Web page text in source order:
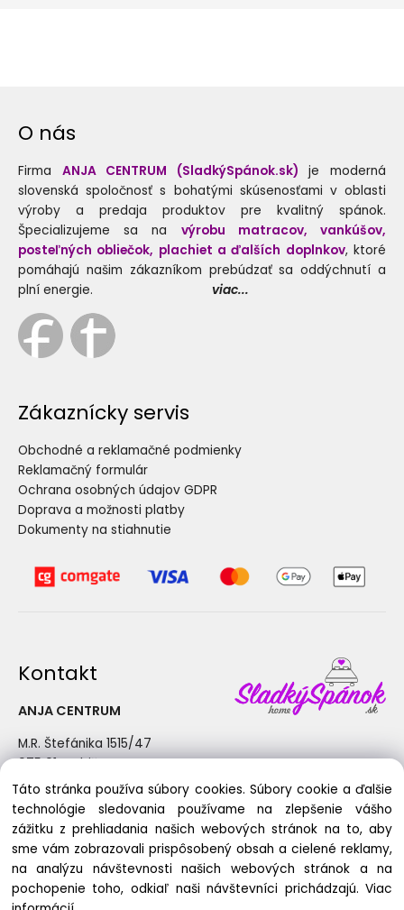
O nás
Firma ANJA CENTRUM (SladkýSpánok.sk) je moderná
slovenská spoločnosť s bohatými skúsenosťami v oblasti
výroby a predaja produktov pre kvalitný spánok.
Špecializujeme sa na výrobu matracov, vankúšov,
posteľných obliečok, plachiet a ďalších doplnkov, ktoré
pomáhajú našim zákazníkom prebúdzať sa oddýchnutí a
plní energie. viac...
Zákaznícky servis
Obchodné a reklamačné podmienky
Reklamačný formulár
Ochrana osobných údajov GDPR
Doprava a možnosti platby
Dokumenty na stiahnutie
Kontakt
ANJA CENTRUM
M.R. Štefánika 1515/47
075 01 Trebišov
+421 915 190 362
info@sladkyspanok.sk
Pondelok - Piatok: 8:30 - 17:00
Táto stránka používa súbory cookies. Súbory cookie a ďalšie
technológie sledovania používame na zlepšenie vášho
zážitku z prehliadania našich webových stránok na to, aby
sme vám zobrazovali prispôsobený obsah a cielené reklamy,
na analýzu návštevnosti našich webových stránok a na
pochopenie toho, odkiaľ naši návštevníci prichádzajú.Viac